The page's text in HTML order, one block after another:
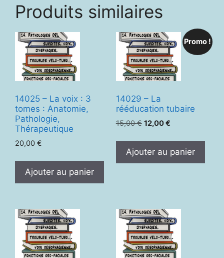
Produits similaires
14025 – La voix : 3
tomes : Anatomie,
Pathologie,
Thérapeutique
20,00 €
Ajouter au panier
Promo !
14029 – La
rééducation tubaire
15,00€ Le
initial
était :
15,00 €.
12,00€Le
actuel
est :
12,00 €.
Ajouter au panier